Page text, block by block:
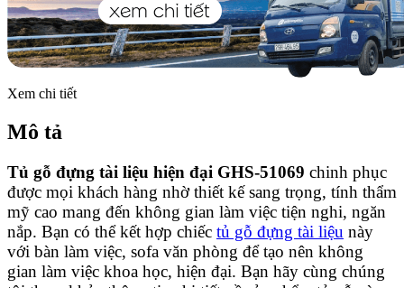
Xem chi tiết
Mô tả
Tủ gỗ đựng tài liệu hiện đại GHS-51069 chinh phục
được mọi khách hàng nhờ thiết kế sang trọng, tính thẩm
mỹ cao mang đến không gian làm việc tiện nghi, ngăn
nắp. Bạn có thể kết hợp chiếc tủ gỗ đựng tài liệu này
với bàn làm việc, sofa văn phòng để tạo nên không
gian làm việc khoa học, hiện đại. Bạn hãy cùng chúng